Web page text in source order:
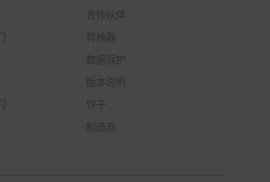
转换器
数据保护
版本说明
饼干
制造商